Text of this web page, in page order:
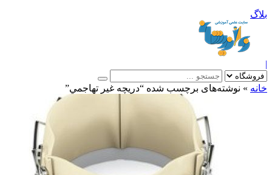
»نوشته‌های برچسب شده “دريچه غير تهاجمي”